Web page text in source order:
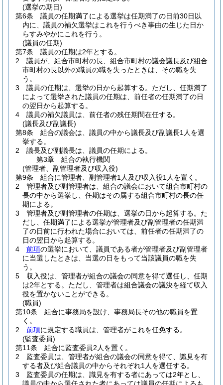
(選挙の期日)
第6条
議員の任期満了による選挙は任期満了の日前30日以
内に、議員の補欠選挙はこれを行うべき事由の生じた日か
らすみやかにこれを行う。
(議員の任期)
第7条
議員の任期は2年とする。
2
議員が、組合市町村の長、組合市町村の議会議長及び組合
市町村の長以外の職員の職を失ったときは、その職を失
う。
3
議員の任期は、選挙の日から起算する。 ただし、任期満了
によって選挙された議員の任期は、前任者の任期満了の日
の翌日から起算する。
4
議員の補欠議員は、前任者の残任期間在任する。
(議長及び副議長)
第8条
組合の議会は、議員の中から議長及び副議長1人を選
挙する。
2
議長及び副議長は、議員の任期による。
第3章
組合の執行機関
(管理者、副管理者及び収入役)
第9条
組合に管理者、副管理者1人及び収入役1人を置く。
2
管理者及び副管理者は、組合の議会において組合市町村の
長の中から選挙し、任期はその属する組合市町村の長の任
期による。
3
管理者及び副管理者の任期は、選挙の日から起算する。 た
だし、任期満了による選挙が管理者及び副管理者の任期満
了の日前に行われた場合においては、前任者の任期満了の
日の翌日から起算する。
4
前項の選挙において、議員である者が管理者及び副管理者
に当選したときは、当選の日をもって当該議員の職を失
う。
5
収入役は、管理者が組合の議会の同意を得て選任し、任期
は2年とする。 ただし、管理者は組合議会の議決を経て収入
役を置かないことができる。
(職員)
第10条
組合に事務局を設け、事務局長その他の職員を置
く。
2
前項に規定する職員は、管理者がこれを任免する。
(監査委員)
第11条
組合に監査委員2人を置く。
2
監査委員は、管理者が組合の議会の同意を得て、識見を有
する者及び組合議員の中からそれぞれ1人を選任する。
3
監査委員の任期は、識見を有する者にあっては2年とし、